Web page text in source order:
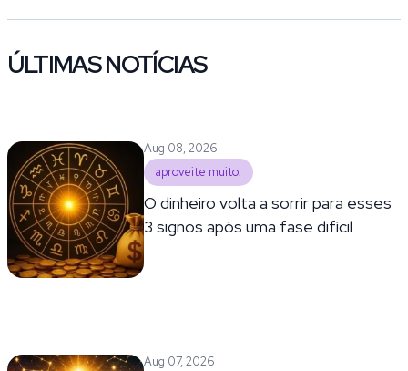
ÚLTIMAS NOTÍCIAS
Aug 08, 2026
aproveite muito!
O dinheiro volta a sorrir para esses
3 signos após uma fase difícil
Aug 07, 2026